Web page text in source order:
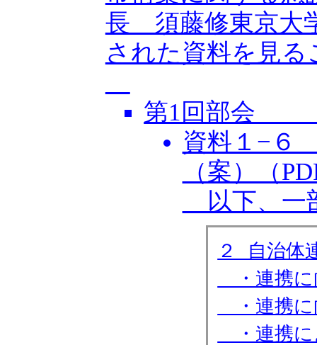
長 須藤修東京大
された資料を見
第1回部会
資料１−６
（案）（
以下、一
２ 自治体
・連携に
・連携に
・連携に